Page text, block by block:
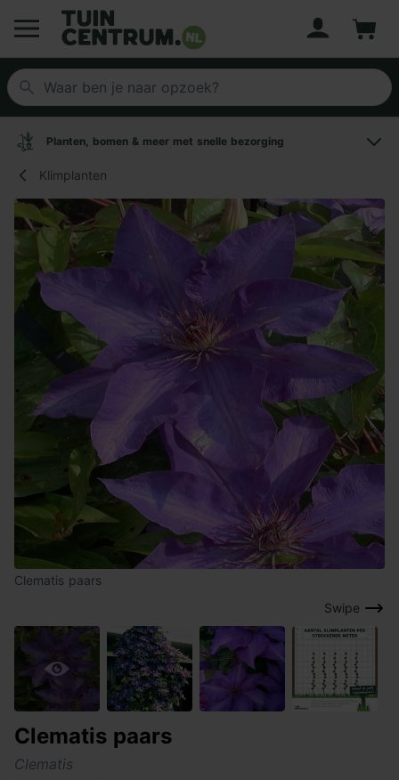
Logo Tuincentrum.nl
Planten, bomen & meer met snelle bezorging
Klimplanten
Swipe
Clematis paars
Clematis paars
Clematis